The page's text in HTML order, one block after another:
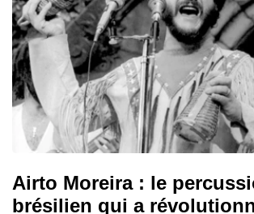
Airto Moreira : le
brésilien qui a